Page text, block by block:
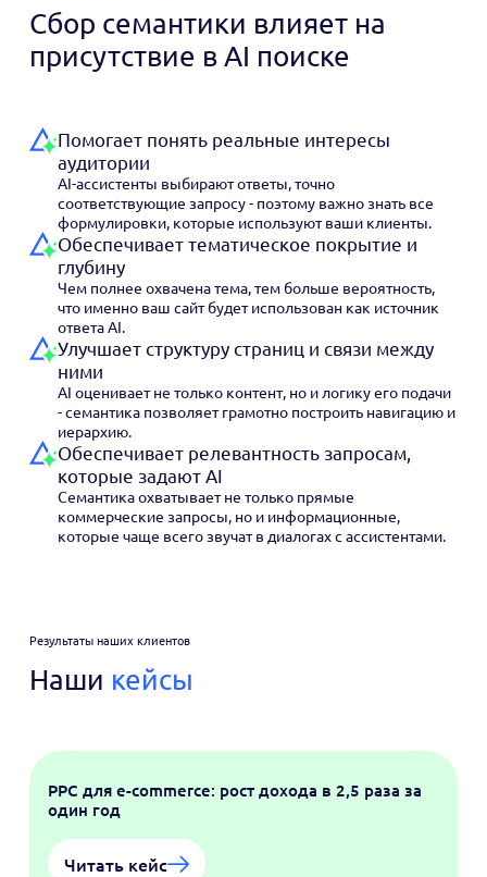
Сбор семантики влияет на
присутствие в AI поиске
Помогает понять реальные интересы
аудитории
AI-ассистенты выбирают ответы, точно
соответствующие запросу - поэтому важно знать все
формулировки, которые используют ваши клиенты.
Обеспечивает тематическое покрытие и
глубину
Чем полнее охвачена тема, тем больше вероятность,
что именно ваш сайт будет использован как источник
ответа AI.
Улучшает структуру страниц и связи между
ними
AI оценивает не только контент, но и логику его подачи
- семантика позволяет грамотно построить навигацию и
иерархию.
Обеспечивает релевантность запросам,
которые задают AI
Семантика охватывает не только прямые
коммерческие запросы, но и информационные,
которые чаще всего звучат в диалогах с ассистентами.
Результаты наших клиентов
Наши кейсы
PPC для e-commerce: рост дохода в 2,5 раза за
один год
Читать кейс